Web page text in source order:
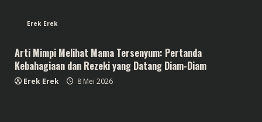
Erek Erek
Arti Mimpi Melihat Mama Tersenyum: Pertanda
Kebahagiaan dan Rezeki yang Datang Diam-Diam
Erek Erek 8 Mei 2026